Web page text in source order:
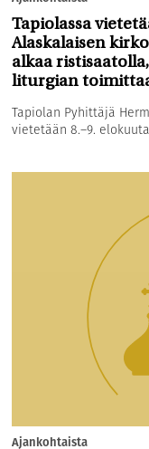
Tapiolassa
Alaskalaisen
alkaa
liturgian
Tapiolan Pyhittäjä
vietetään 8.–9.
Ajankohtaista